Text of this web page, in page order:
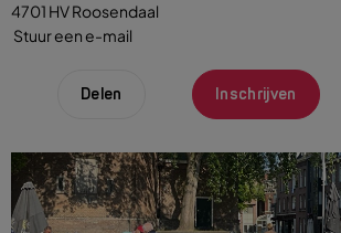
UITagenda
Fietsen
Winkeltijden en koopzondagen
4701 HV Roosendaal
Stuur een e-mail
Delen Inschrijven